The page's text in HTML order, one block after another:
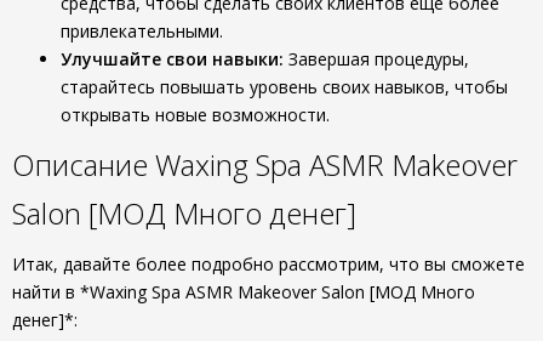
привлекательными.
Улучшайте свои навыки: Завершая процедуры,
старайтесь повышать уровень своих навыков, чтобы
открывать новые возможности.
Описание Waxing Spa ASMR Makeover
Salon [МОД Много денег]
Итак, давайте более подробно рассмотрим, что вы сможете
найти в *Waxing Spa ASMR Makeover Salon [МОД Много
денег]*: